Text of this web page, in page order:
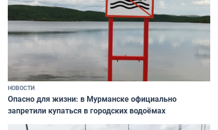
НОВОСТИ
Опасно для жизни: в Мурманске официально
запретили купаться в городских водоёмах